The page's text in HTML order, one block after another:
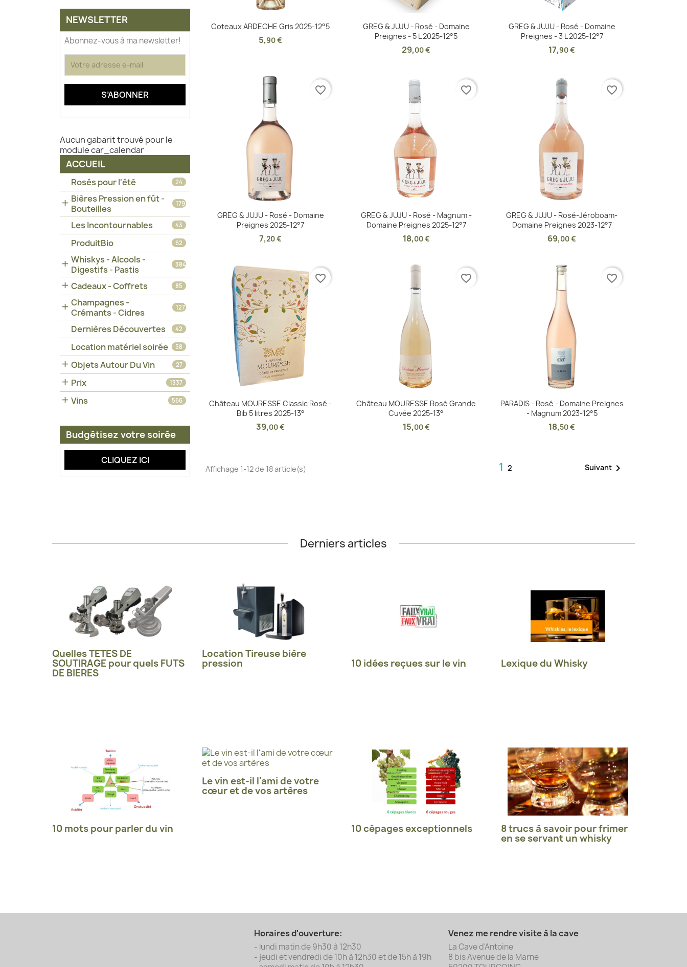
NEWSLETTER
Abonnez-vous à ma newsletter!
Aucun gabarit trouvé pour le
module car_calendar
ACCUEIL
Rosés pour l'été 24
 Bières Pression en fût -
Bouteilles
179
Les Incontournables 43
ProduitBio 62
 Whiskys - Alcools -
Digestifs - Pastis
384
 Cadeaux - Coffrets 85
 Champagnes -
Crémants - Cidres
127
Dernières Découvertes 42
Location matériel soirée 58
 Objets Autour Du Vin 27
 Prix 1337
 Vins 566
Budgétisez votre soirée
CLIQUEZ ICI
Aperçu rapide
Coteaux ARDECHE Gris 2025-12°5
5,90 €
Aperçu rapide
GREG & JUJU - Rosé - Domaine
Preignes - 5 L 2025-12°5
29,00 €
Aperçu rapide
GREG & JUJU - Rosé - Domaine
Preignes - 3 L 2025-12°7
17,90 €
 Aperçu rapide
GREG & JUJU - Rosé - Domaine
Preignes 2025-12°7
7,20 €
favorite_border
Aperçu rapide
GREG & JUJU - Rosé - Magnum -
Domaine Preignes 2025-12°7
18,00 €
favorite_border
Aperçu rapide
GREG & JUJU - Rosé-Jéroboam-
Domaine Preignes 2023-12°7
69,00 €
favorite_border
Aperçu rapide
Château MOURESSE Classic Rosé -
Bib 5 litres 2025-13°
39,00 €
favorite_border
Aperçu rapide
Château MOURESSE Rosé Grande
Cuvée 2025-13°
15,00 €
favorite_border
Aperçu rapide
PARADIS - Rosé - Domaine Preignes
- Magnum 2023-12°5
18,50 €
favorite_border
Affichage 1-12 de 18 article(s) 1 2 Suivant
Derniers articles
Quelles TETES DE
SOUTIRAGE pour quels FUTS
DE BIERES
Location Tireuse bière
pression 10 idées reçues sur le vin Lexique du Whisky
10 mots pour parler du vin
Le vin est-il l'ami de votre
cœur et de vos artères
10 cépages exceptionnels 8 trucs à savoir pour frimer
en se servant un whisky
Horaires d'ouverture:
- lundi matin de 9h30 à 12h30
- jeudi et vendredi de 10h à 12h30 et de 15h à 19h
Venez me rendre visite à la cave
La Cave d'Antoine
8 bis Avenue de la Marne